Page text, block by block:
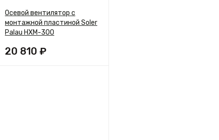
Осевой вентилятор с
монтажной пластиной Soler
Palau HXM-300
20 810 ₽